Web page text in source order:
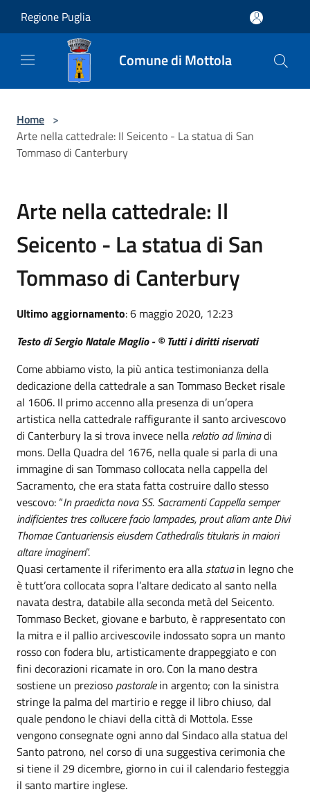
Regione Puglia
Comune di Mottola
Home >
Arte nella cattedrale: Il Seicento - La statua di San
Tommaso di Canterbury
Arte nella cattedrale: Il
Seicento - La statua di San
Tommaso di Canterbury
Ultimo aggiornamento: 6 maggio 2020, 12:23
Testo di Sergio Natale Maglio - © Tutti i diritti riservati
Come abbiamo visto, la più antica testimonianza della
dedicazione della cattedrale a san Tommaso Becket risale
al 1606. Il primo accenno alla presenza di un’opera
artistica nella cattedrale raffigurante il santo arcivescovo
di Canterbury la si trova invece nella relatio ad liminadi
mons. Della Quadra del 1676, nella quale si parla di una
immagine di san Tommaso collocata nella cappella del
Sacramento, che era stata fatta costruire dallo stesso
vescovo: “In praedicta nova SS. Sacramenti Cappella semper
indificientes tres collucere facio lampades, prout aliam ante Divi
Thomae Cantuariensis eiusdem Cathedralis titularis in maiori
altare imaginem”.
Quasi certamente il riferimento era alla statuain legno che
è tutt’ora collocata sopra l’altare dedicato al santo nella
navata destra, databile alla seconda metà del Seicento.
Tommaso Becket, giovane e barbuto, è rappresentato con
la mitra e il pallio arcivescovile indossato sopra un manto
rosso con fodera blu, artisticamente drappeggiato e con
fini decorazioni ricamate in oro. Con la mano destra
sostiene un prezioso pastoralein argento; con la sinistra
stringe la palma del martirio e regge il libro chiuso, dal
quale pendono le chiavi della città di Mottola. Esse
vengono consegnate ogni anno dal Sindaco alla statua del
Santo patrono, nel corso di una suggestiva cerimonia che
si tiene il 29 dicembre, giorno in cui il calendario festeggia
il santo martire inglese.